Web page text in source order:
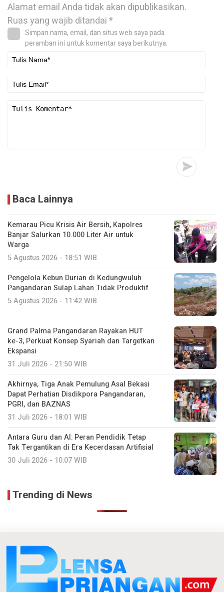
Alamat email Anda tidak akan dipublikasikan.
Ruas yang wajib ditandai*
Simpan nama, email, dan situs web saya pada
peramban ini untuk komentar saya berikutnya.
Baca Lainnya
Kemarau Picu Krisis Air Bersih, Kapolres
Banjar Salurkan 10.000 Liter Air untuk
Warga
5 Agustus 2026 - 18:51 WIB
Pengelola Kebun Durian di Kedungwuluh
Pangandaran Sulap Lahan Tidak Produktif ‎
5 Agustus 2026 - 11:42 WIB
Grand Palma Pangandaran Rayakan HUT
ke-3, Perkuat Konsep Syariah dan Targetkan
Ekspansi
31 Juli 2026 - 21:50 WIB
Akhirnya, Tiga Anak Pemulung Asal Bekasi
Dapat Perhatian Disdikpora Pangandaran,
PGRI, dan BAZNAS
31 Juli 2026 - 18:01 WIB
Antara Guru dan AI: Peran Pendidik Tetap
Tak Tergantikan di Era Kecerdasan Artifisial
30 Juli 2026 - 10:07 WIB
Trending di News